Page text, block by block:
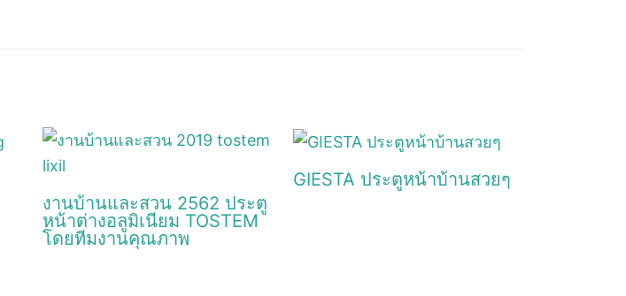
งานบ้านและสวน 2562 ประตู
หน้าต่างอลูมิเนียม TOSTEM
โดยทีมงานคุณภาพ
GIESTA ประตูหน้าบ้านสวยๆ